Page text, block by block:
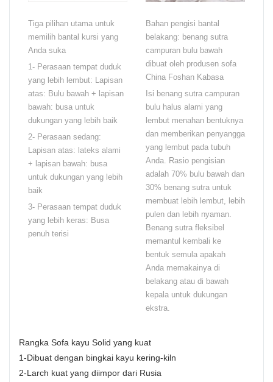
Tiga pilihan utama untuk
memilih bantal kursi yang
Anda suka
1- Perasaan tempat duduk
yang lebih lembut: Lapisan
atas: Bulu bawah + lapisan
bawah: busa untuk
dukungan yang lebih baik
2- Perasaan sedang:
Lapisan atas: lateks alami
+ lapisan bawah: busa
untuk dukungan yang lebih
baik
3- Perasaan tempat duduk
yang lebih keras: Busa
penuh terisi
Bahan pengisi bantal
belakang: benang sutra
campuran bulu bawah
dibuat oleh produsen sofa
China Foshan Kabasa
Isi benang sutra campuran
bulu halus alami yang
lembut menahan bentuknya
dan memberikan penyangga
yang lembut pada tubuh
Anda. Rasio pengisian
adalah 70% bulu bawah dan
30% benang sutra untuk
membuat lebih lembut, lebih
pulen dan lebih nyaman.
Benang sutra fleksibel
memantul kembali ke
bentuk semula apakah
Anda memakainya di
belakang atau di bawah
kepala untuk dukungan
ekstra.
Rangka Sofa kayu Solid yang kuat
1-Dibuat dengan bingkai kayu kering-kiln
2-Larch kuat yang diimpor dari Rusia